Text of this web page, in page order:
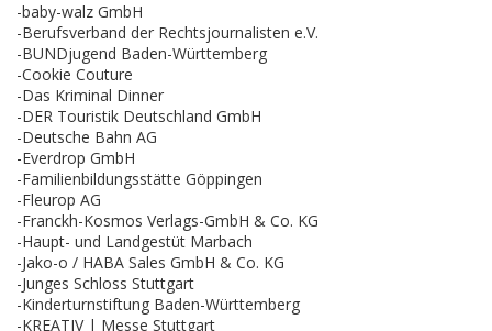
-baby-walz GmbH
-Berufsverband der Rechtsjournalisten e.V.
-BUNDjugend Baden-Württemberg
-Cookie Couture
-Das Kriminal Dinner
-DER Touristik Deutschland GmbH
-Deutsche Bahn AG
-Everdrop GmbH
-Familienbildungsstätte Göppingen
-Fleurop AG
-Franckh-Kosmos Verlags-GmbH & Co. KG
-Haupt- und Landgestüt Marbach
-Jako-o / HABA Sales GmbH & Co. KG
-Junges Schloss Stuttgart
-Kinderturnstiftung Baden-Württemberg
-KREATIV | Messe Stuttgart